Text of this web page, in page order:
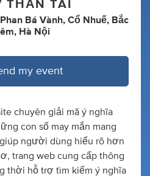
THẦN TÀI
Bá Vành, Cổ Nhuế, Bắc
Hà Nội
my event
chuyên giải mã ý nghĩa
con số may mắn mang
người dùng hiểu rõ hơn
trang web cung cấp thông
thời hỗ trợ tìm kiếm ý nghĩa